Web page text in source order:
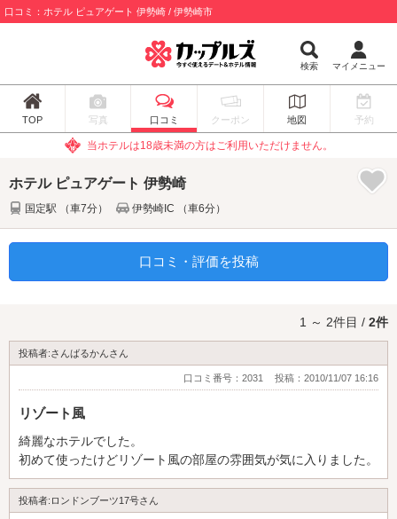
口コミ：ホテル ピュアゲート 伊勢崎 / 伊勢崎市
検索 マイメニュー
TOP 写真 口コミ クーポン 地図 予約
当ホテルは18歳未満の方はご利用いただけません。
ホテル ピュアゲート 伊勢崎
国定駅 （車7分） 伊勢崎IC （車6分）
口コミ・評価を投稿
1 ～ 2件目 / 2件
投稿者:さんばるかんさん
口コミ番号：2031 投稿：2010/11/07 16:16
リゾート風
綺麗なホテルでした。
初めて使ったけどリゾート風の部屋の雰囲気が気に入りました。
投稿者:ロンドンブーツ17号さん